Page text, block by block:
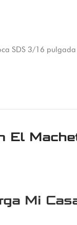
SDS 3/16 pulgada
El
Mi